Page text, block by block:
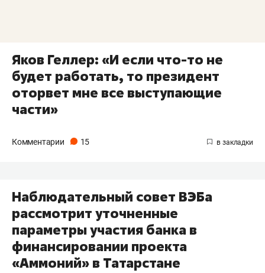
Яков Геллер: «И если что-то не
будет работать, то президент
оторвет мне все выступающие
части»
Комментарии 15
Наблюдательный совет ВЭБа
рассмотрит уточненные
параметры участия банка в
финансировании проекта
«Аммоний» в Татарстане